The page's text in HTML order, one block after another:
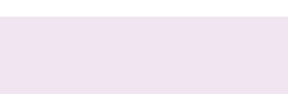
beställer